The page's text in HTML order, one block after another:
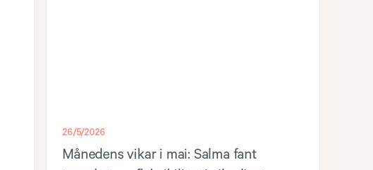
26/5/2026
Månedens vikar i mai: Salma fant